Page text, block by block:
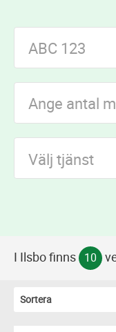
Välj tjänst
I Ilsbo finns 10
Sortera